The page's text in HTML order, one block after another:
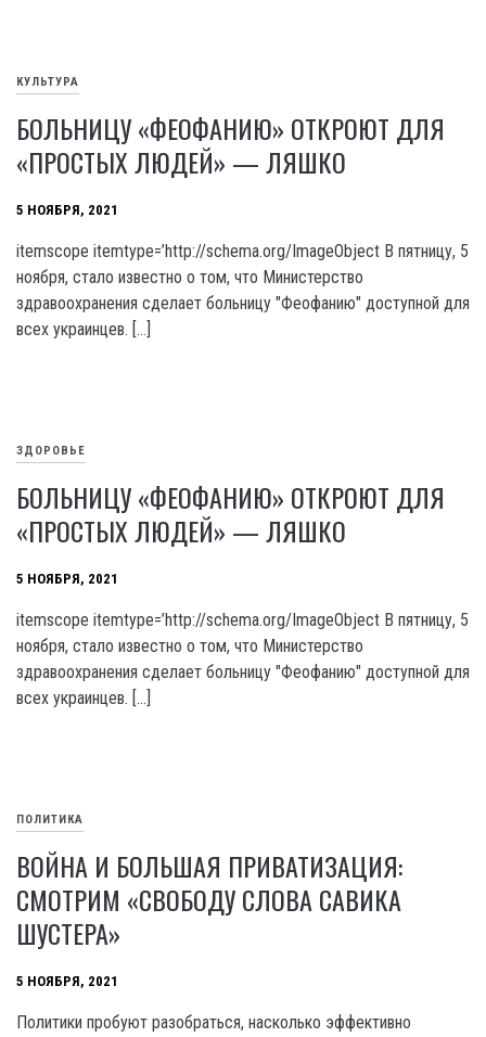
КУЛЬТУРА
БОЛЬНИЦУ «ФЕОФАНИЮ» ОТКРОЮТ ДЛЯ
«ПРОСТЫХ ЛЮДЕЙ» — ЛЯШКО
5 НОЯБРЯ, 2021
itemscope itemtype=’http://schema.org/ImageObject В пятницу, 5
ноября, стало известно о том, что Министерство
здравоохранения сделает больницу "Феофанию" доступной для
всех украинцев. […]
ЗДОРОВЬЕ
БОЛЬНИЦУ «ФЕОФАНИЮ» ОТКРОЮТ ДЛЯ
«ПРОСТЫХ ЛЮДЕЙ» — ЛЯШКО
5 НОЯБРЯ, 2021
itemscope itemtype=’http://schema.org/ImageObject В пятницу, 5
ноября, стало известно о том, что Министерство
здравоохранения сделает больницу "Феофанию" доступной для
всех украинцев. […]
ПОЛИТИКА
ВОЙНА И БОЛЬШАЯ ПРИВАТИЗАЦИЯ:
СМОТРИМ «СВОБОДУ СЛОВА САВИКА
ШУСТЕРА»
5 НОЯБРЯ, 2021
Политики пробуют разобраться, насколько эффективно